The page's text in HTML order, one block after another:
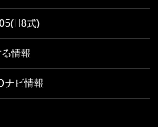
式)
情報
ナビ情報